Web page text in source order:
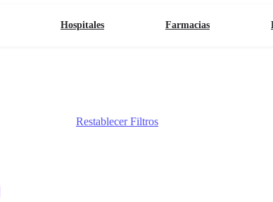
Hospitales Farmacias
Restablecer Filtros